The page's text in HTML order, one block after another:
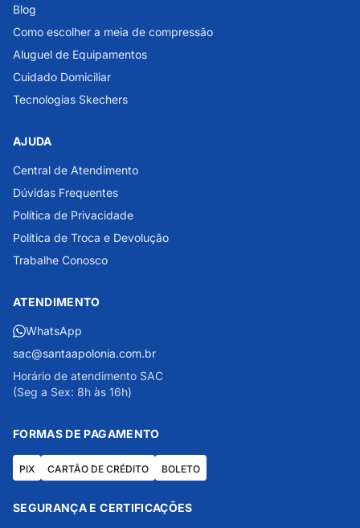
Blog
Como escolher a meia de compressão
Aluguel de Equipamentos
Cuidado Domiciliar
Tecnologias Skechers
AJUDA
Central de Atendimento
Dúvidas Frequentes
Política de Privacidade
Política de Troca e Devolução
Trabalhe Conosco
ATENDIMENTO
WhatsApp
sac@santaapolonia.com.br
Horário de atendimento SAC
(Seg a Sex: 8h às 16h)
FORMAS DE PAGAMENTO
PIX CARTÃO DE CRÉDITO BOLETO
SEGURANÇA E CERTIFICAÇÕES